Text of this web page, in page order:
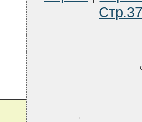
Стр.37
--------------